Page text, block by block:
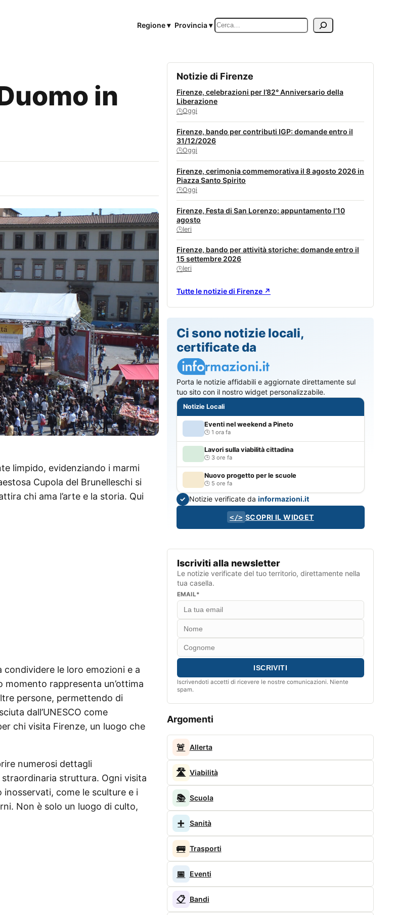
Regione ▾ Provincia ▾ Cerca
in
limpido, evidenziando i marmi
Cupola del Brunelleschi si
chi ama l’arte e la storia. Qui
le loro emozioni e a
rappresenta un’ottima
persone, permettendo di
dall’UNESCO come
chi visita Firenze, un luogo che
numerosi dettagli
struttura. Ogni visita
come le sculture e i
Non è solo un luogo di culto,
Notizie di Firenze
Firenze, celebrazioni per l’82° Anniversario della
Liberazione
🕒Oggi
Firenze, bando per contributi IGP: domande entro il
31/12/2026
🕒Oggi
Firenze, cerimonia commemorativa il 8 agosto 2026 in
Piazza Santo Spirito
🕒Oggi
Firenze, Festa di San Lorenzo: appuntamento l’10
agosto
🕒Ieri
Firenze, bando per attività storiche: domande entro il
15 settembre 2026
🕒Ieri
Tutte le notizie di Firenze ↗
Ci sono notizie locali,
certificate da
Porta le notizie affidabili e aggiornate direttamente sul
tuo sito con il nostro widget personalizzabile.
Notizie Locali
Eventi nel weekend a Pineto
1 ora fa
Lavori sulla viabilità cittadina
3 ore fa
Nuovo progetto per le scuole
5 ore fa
✓ Notizie verificate da informazioni.it
</> SCOPRI IL WIDGET
Iscriviti alla newsletter
Le notizie verificate del tuo territorio, direttamente nella
tua casella.
EMAIL*
Iscrivendoti accetti di ricevere le nostre comunicazioni. Niente
spam.
Argomenti
🚨 Allerta
🛣️ Viabilità
📚 Scuola
➕ Sanità
🚌 Trasporti
📅 Eventi
📋 Bandi